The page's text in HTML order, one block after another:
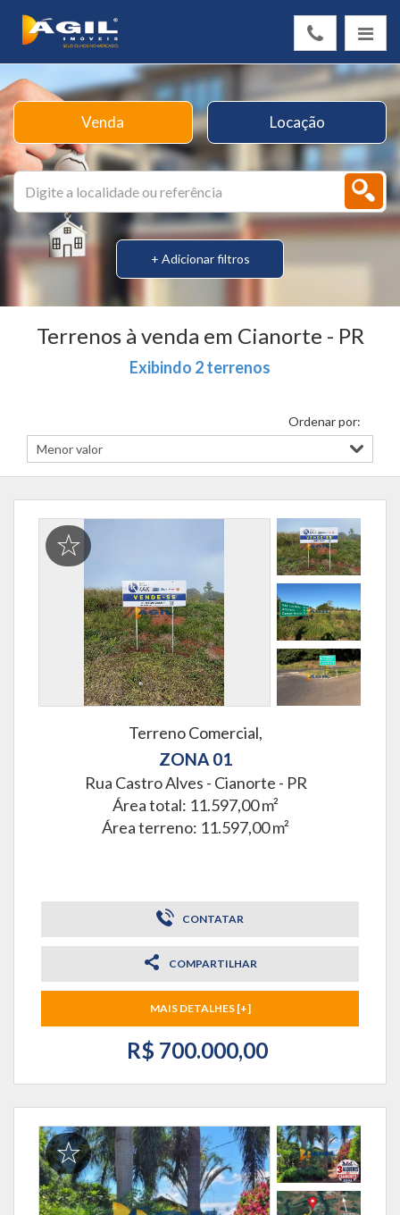
Venda Locação
+ Adicionar filtros
Terrenos à venda em Cianorte - PR
Exibindo 2 terrenos
Ordenar por:
Terreno Comercial,
ZONA 01
Rua Castro Alves - Cianorte - PR
Área total: 11.597,00 m²
Área terreno: 11.597,00 m²
CONTATAR
COMPARTILHAR
MAIS DETALHES [+]
R$ 700.000,00